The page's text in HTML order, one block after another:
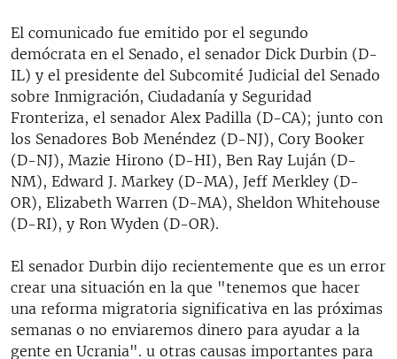
El comunicado fue emitido por el segundo
demócrata en el Senado, el senador Dick Durbin (D-
IL) y el presidente del Subcomité Judicial del Senado
sobre Inmigración, Ciudadanía y Seguridad
Fronteriza, el senador Alex Padilla (D-CA); junto con
los Senadores Bob Menéndez (D-NJ), Cory Booker
(D-NJ), Mazie Hirono (D-HI), Ben Ray Luján (D-
NM), Edward J. Markey (D-MA), Jeff Merkley (D-
OR), Elizabeth Warren (D-MA), Sheldon Whitehouse
(D-RI), y Ron Wyden (D-OR).
El senador Durbin dijo recientemente que es un error
crear una situación en la que "tenemos que hacer
una reforma migratoria significativa en las próximas
semanas o no enviaremos dinero para ayudar a la
gente en Ucrania". u otras causas importantes para